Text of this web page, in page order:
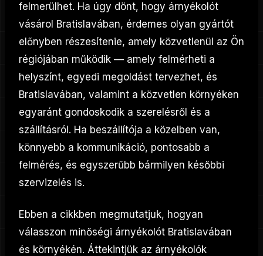
felmerülhet. Ha úgy dönt, hogy árnyékolót
vásárol Bratislavában, érdemes olyan gyártót
előnyben részesítenie, amely közvetlenül az Ön
régiójában működik — amely felmérheti a
helyszínt, egyedi megoldást tervezhet, és
Bratislavában, valamint a közvetlen környéken
egyaránt gondoskodik a szerelésről és a
szállításról. Ha beszállítója a közelben van,
könnyebb a kommunikáció, pontosabb a
felmérés, és egyszerűbb bármilyen későbbi
szervizelés is.
Ebben a cikkben megmutatjuk, hogyan
válasszon minőségi árnyékolót Bratislavában
és környékén. Áttekintjük az árnyékolók